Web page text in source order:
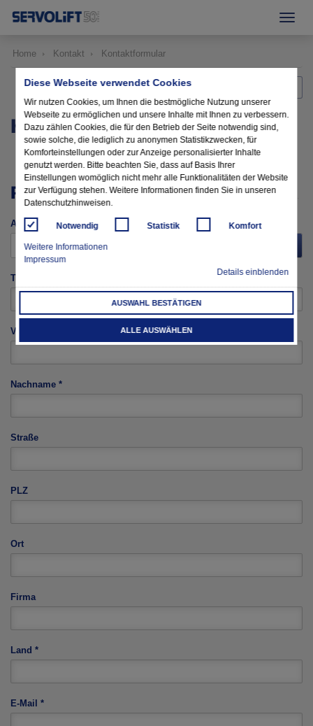
Diese Webseite verwendet Cookies
Wir nutzen Cookies, um Ihnen die bestmögliche Nutzung unserer
Webseite zu ermöglichen und unsere Inhalte mit Ihnen zu verbessern.
Dazu zählen Cookies, die für den Betrieb der Seite notwendig sind,
sowie solche, die lediglich zu anonymen Statistikzwecken, für
Komforteinstellungen oder zur Anzeige personalisierter Inhalte
genutzt werden. Bitte beachten Sie, dass auf Basis Ihrer
Einstellungen womöglich nicht mehr alle Funktionalitäten der Website
zur Verfügung stehen. Weitere Informationen finden Sie in unseren
Datenschutzhinweisen.
Notwendig Statistik Komfort
Weitere Informationen
Impressum
Details einblenden
AUSWAHL BESTÄTIGEN
ALLE AUSWÄHLEN
Home Kontakt Kontaktformular
KONTAKTFORMULAR
PERSÖNLICHE ANGABEN
Anrede
Bitte wählen
Titel
Vorname
Nachname *
Straße
PLZ
Ort
Firma
Land *
E-Mail *